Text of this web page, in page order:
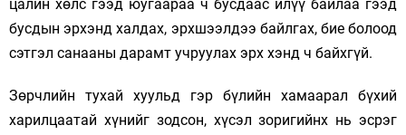
цалин хөлс гээд юугаараа ч бусдаас илүү байлаа гээд
бусдын эрхэнд халдах, эрхшээлдээ байлгах, бие болоод
сэтгэл санааны дарамт учруулах эрх хэнд ч байхгүй.
Зөрчлийн тухай хуульд гэр бүлийн хамаарал бүхий
харилцаатай хүнийг зодсон, хүсэл зоригийнх нь эсрэг